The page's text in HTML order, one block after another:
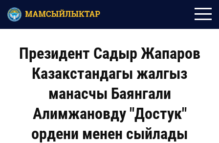
Президент Садыр Жапаров
Казакстандагы жалгыз
манасчы Баянгали
Алимжановду "Достук"
ордени менен сыйлады